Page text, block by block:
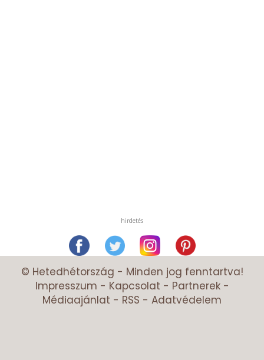
hirdetés
© Hetedhétország - Minden jog fenntartva!
Impresszum - Kapcsolat - Partnerek-
Médiaajánlat - RSS - Adatvédelem